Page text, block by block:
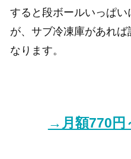
すると段ボールいっぱ
が、サブ冷凍庫があれ
なります。
→月額770円